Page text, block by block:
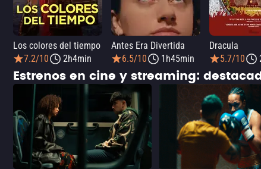
Los colores del tiempo
7.2/10
2h4min
Antes Era Divertida
6.5/10
1h45min
Dracula
5.7/10
Estrenos en cine y streaming: